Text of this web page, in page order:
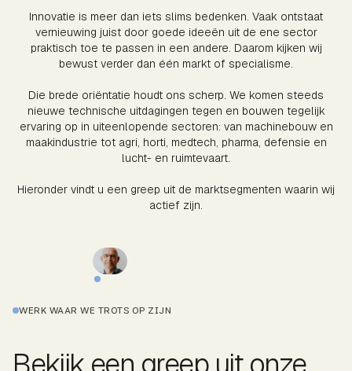
Innovatie is meer dan iets slims bedenken. Vaak ontstaat
vernieuwing juist door goede ideeën uit de ene sector
praktisch toe te passen in een andere. Daarom kijken wij
bewust verder dan één markt of specialisme.
Die brede oriëntatie houdt ons scherp. We komen steeds
nieuwe technische uitdagingen tegen en bouwen tegelijk
ervaring op in uiteenlopende sectoren: van machinebouw en
maakindustrie tot agri, horti, medtech, pharma, defensie en
lucht- en ruimtevaart.
Hieronder vindt u een greep uit de marktsegmenten waarin wij
actief zijn.
WERK WAAR WE TROTS OP ZIJN